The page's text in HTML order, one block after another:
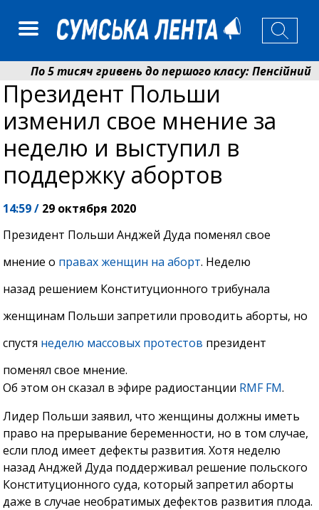
По 5 тисяч гривень до першого класу: Пенсійний
Ніколаєнко: у Сумах погодили 115 компенсацій на
Президент Польши
изменил свое мнение за
неделю и выступил в
поддержку абортов
14:59 / 29 октября 2020
Президент Польши Анджей Дуда поменял свое
мнение о правах женщин на аборт. Неделю
назад решением Конституционного трибунала
женщинам Польши запретили проводить аборты, но
спустя неделю массовых протестов президент
поменял свое мнение.
Об этом он сказал в эфире радиостанции RMF FM.
Лидер Польши заявил, что женщины должны иметь
право на прерывание беременности, но в том случае,
если плод имеет дефекты развития. Хотя неделю
назад Анджей Дуда поддерживал решение польского
Конституционного суда, который запретил аборты
даже в случае необратимых дефектов развития плода.